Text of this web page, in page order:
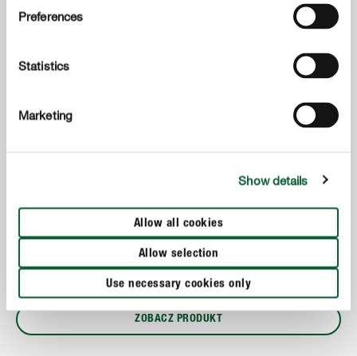
Preferences
Statistics
Marketing
Show details
Allow all cookies
Allow selection
Use necessary cookies only
opracowane do sadzenia oraz przesadzania roślin
domowych, balkonowych i tarasowych. Kompletna
receptura zawierająca w swoim składzie najwyższej
jakości dodatki uszlachetniające.
ZOBACZ PRODUKT